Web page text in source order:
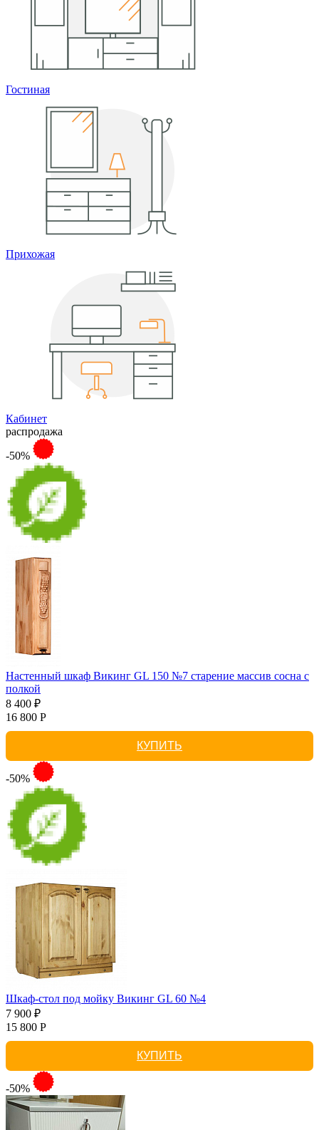
Гостиная
Прихожая
Кабинет
распродажа
-50%
Настенный шкаф Викинг GL 150 №7 старение массив сосна с
полкой
8 400 ₽
16 800 Р
КУПИТЬ
-50%
Шкаф-стол под мойку Викинг GL 60 №4
7 900 ₽
15 800 Р
КУПИТЬ
-50%